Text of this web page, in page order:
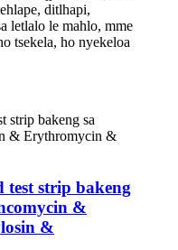
ditlhapi,
letlalo le mahlo, mme
tsekela, ho nyekeloa
strip bakeng
&
&